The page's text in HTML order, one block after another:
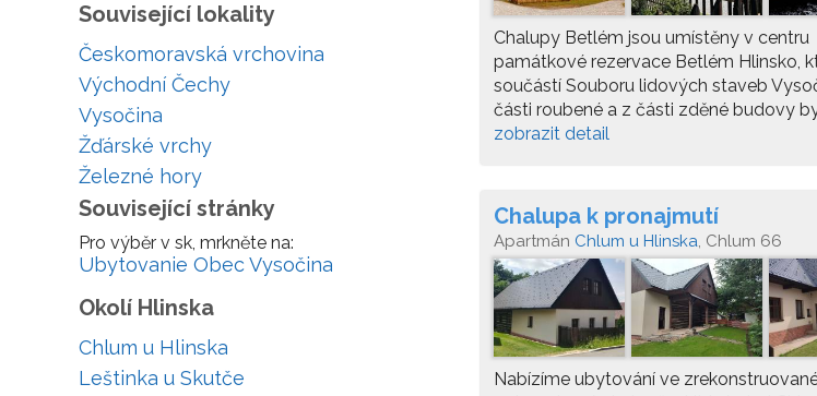
Chalupy Betlém jsou umístěny v centru
památkové rezervace Betlém Hlinsko,
součástí Souboru lidových staveb
části roubené a z části zděné budovy
zobrazit detail
Chalupa k pronajmutí
Apartmán Chlum u Hlinska, Chlum 66
Nabízíme ubytování ve
Související lokality
Českomoravská vrchovina
Východní Čechy
Vysočina
Žďárské vrchy
Železné hory
Související stránky
Pro výběr v sk, mrkněte na:
Ubytovanie Obec Vysočina
Okolí Hlinska
Chlum u Hlinska
Leštinka u Skutče